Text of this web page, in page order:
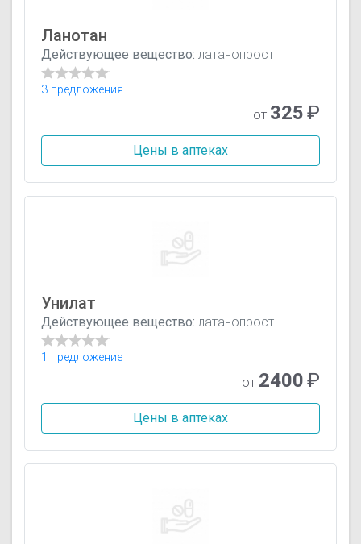
Ланотан
Действующее вещество: латанопрост
3 предложения
от 325₽
Цены в аптеках
Унилат
Действующее вещество: латанопрост
1 предложение
от 2400₽
Цены в аптеках